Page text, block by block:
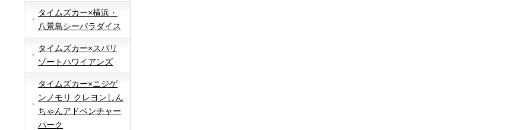
タイムズカー×横浜・
八景島シーパラダイス
タイムズカー×スパリ
ゾートハワイアンズ
タイムズカー×ニジゲ
ンノモリ クレヨンしん
ちゃんアドベンチャー
パーク